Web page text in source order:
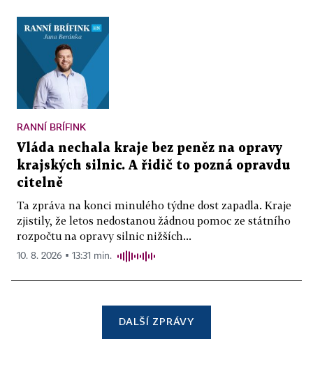
RANNÍ BRÍFINK
Vláda nechala kraje bez peněz na opravy
krajských silnic. A řidič to pozná opravdu
citelně
Ta zpráva na konci minulého týdne dost zapadla. Kraje
zjistily, že letos nedostanou žádnou pomoc ze státního
rozpočtu na opravy silnic nižších...
10. 8. 2026 ▪ 13:31 min.
DALŠÍ ZPRÁVY